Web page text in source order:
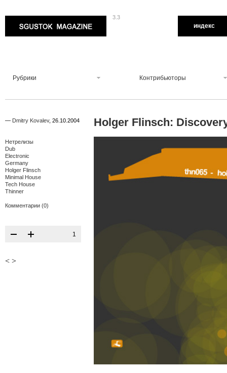
3.3
индекс
Рубрики Контрибьюторы
— Dmitry Kovalev, 26.10.2004
Нетрелизы
Dub
Electronic
Germany
Holger Flinsch
Minimal House
Tech House
Thinner
Комментарии (0)
1
< >
Holger Flinsch: